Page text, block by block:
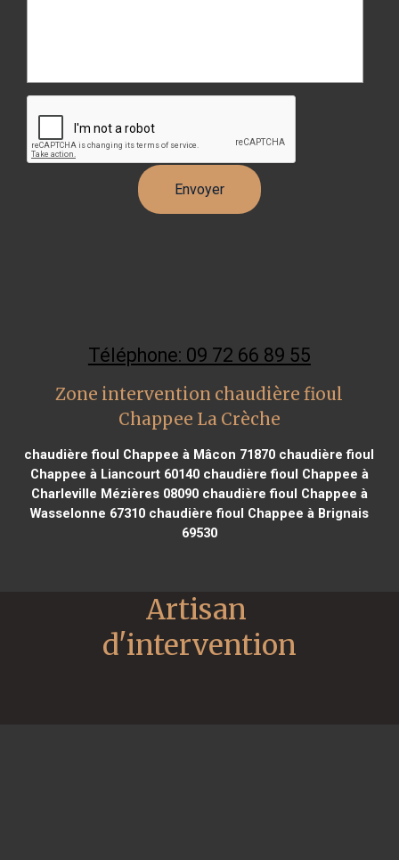
Téléphone: 09 72 66 89 55
Zone intervention chaudière fioul
Chappee La Crèche
chaudière fioul Chappee à Mâcon 71870 chaudière fioul
Chappee à Liancourt 60140chaudière fioul Chappee à
Charleville Mézières 08090chaudière fioul Chappee à
Wasselonne 67310chaudière fioul Chappee à Brignais
69530
Artisan
d'intervention